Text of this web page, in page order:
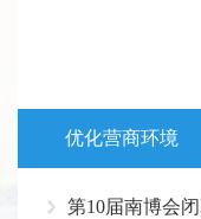
优化营商环
第10届南博会